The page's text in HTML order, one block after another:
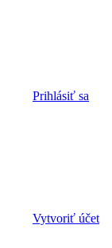
Prihlásiť sa
Vytvoriť účet